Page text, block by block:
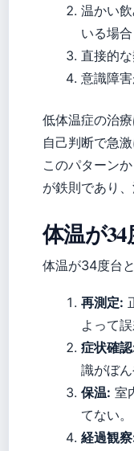
温かい
いる場合
直接的
意識障
低体温症の治
自己判断で急
このパターン
が鉄則であり
体温が
体温が34度台
再測定:
よって
症状確
識がぼ
保温: 室
てない。
経過観